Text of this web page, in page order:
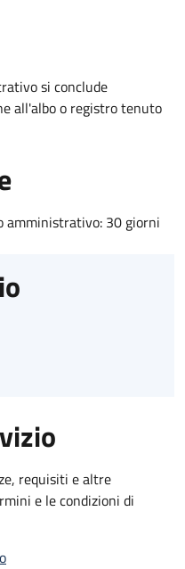
si conclude
all'albo o registro tenuto
amministrativo: 30 giorni
requisiti e altre
e le condizioni di